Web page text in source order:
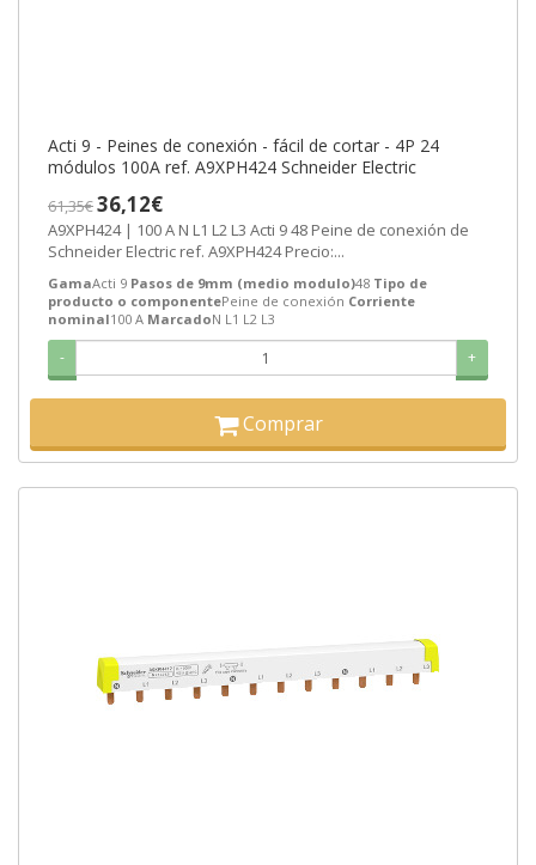
Acti 9 - Peines de conexión - fácil de cortar - 4P 24
módulos 100A ref. A9XPH424 Schneider Electric
61,35€36,12€
A9XPH424 | 100 A N L1 L2 L3 Acti 9 48 Peine de conexión de
Schneider Electric ref. A9XPH424 Precio:...
GamaActi 9 Pasos de 9mm (medio modulo)48 Tipo de
producto o componentePeine de conexión Corriente
nominal100 A MarcadoN L1 L2 L3
- +
Comprar